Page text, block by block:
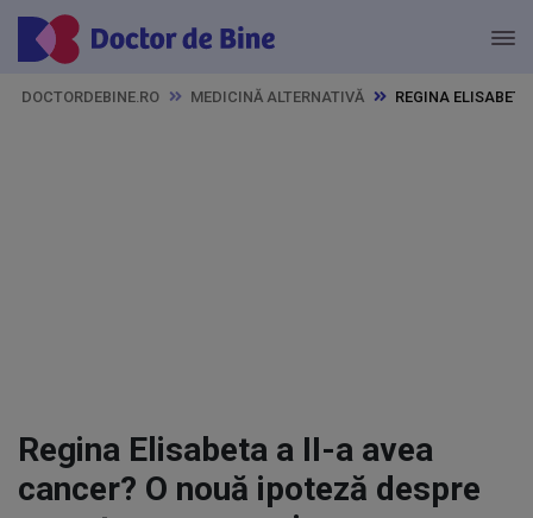
DOCTORDEBINE.RO MEDICINĂ ALTERNATIVĂ REGINA
Regina Elisabeta a II-a avea
cancer? O nouă ipoteză despre